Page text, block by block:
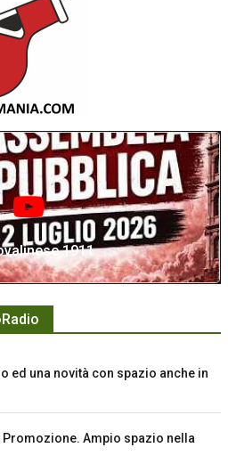
1911
ed una novità con spazio anche in
Promozione. Ampio spazio nella